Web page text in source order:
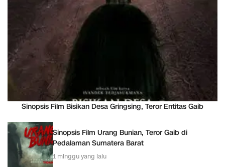
Sinopsis Film Bisikan Desa Gringsing, Teror Entitas Gaib
Sinopsis Film Urang Bunian, Teror Gaib di
Pedalaman Sumatera Barat
1 minggu yang lalu